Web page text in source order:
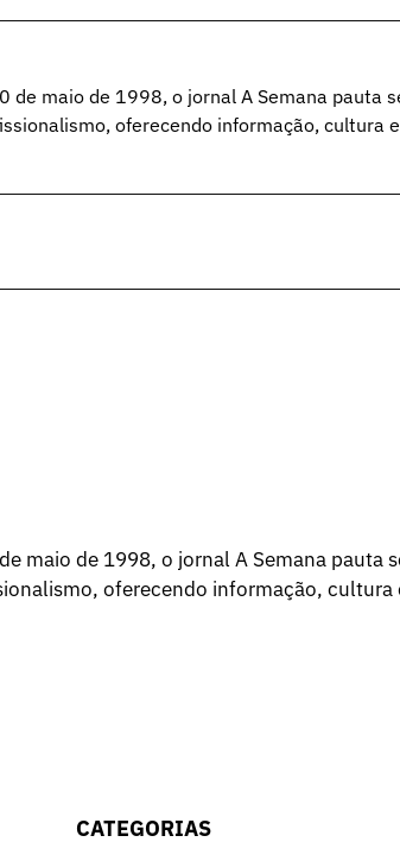
de maio de 1998, o jornal A Semana pauta
oferecendo informação, cultura
maio de 1998, o jornal A Semana
oferecendo informação,
CATEGORIAS